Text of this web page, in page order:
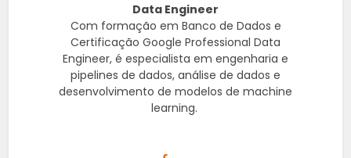
Data Engineer
Com formação em Banco de Dados e
Certificação Google Professional Data
Engineer, é especialista em engenharia e
pipelines de dados, análise de dados e
desenvolvimento de modelos de machine
learning.